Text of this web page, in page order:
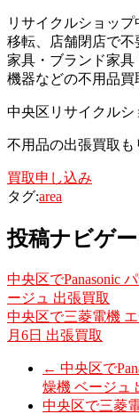
リサイクルショッ
移転、店舗閉店で
家具・ブランド家
機器などの不用品買
中央区リサイクル
不用品の出張買取
買取申し込み
タグ:area
投稿ナビゲ
中央区でPanasonic
ージュ 出張買取
中央区で三菱電機
月6日 出張買取
← 中央区で
燥機 ベージュ
中央区で三菱